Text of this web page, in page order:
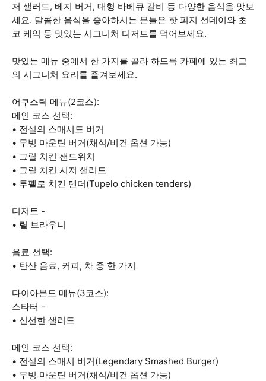
저 샐러드, 베지 버거, 대형 바베큐 갈비 등 다양한 음식을 맛보
세요. 달콤한 음식을 좋아하시는 분들은 핫 퍼지 선데이와 초
코 케익 등 맛있는 시그니처 디저트를 먹어보세요.
맛있는 메뉴 중에서 한 가지를 골라 하드록 카페에 있는 최고
의 시그니처 요리를 즐겨보세요.
어쿠스틱 메뉴(2코스):
메인 코스 선택:
• 전설의 스매시드 버거
• 무빙 마운틴 버거(채식/비건 옵션 가능)
• 그릴 치킨 샌드위치
• 그릴 치킨 시저 샐러드
• 투펠로 치킨 텐더(Tupelo chicken tenders)
디저트 -
• 릴 브라우니
음료 선택:
• 탄산 음료, 커피, 차 중 한 가지
다이아몬드 메뉴(3코스):
스타터 -
• 신선한 샐러드
메인 코스 선택:
• 전설의 스매시 버거(Legendary Smashed Burger)
• 무빙 마운틴 버거(채식/비건 옵션 가능)